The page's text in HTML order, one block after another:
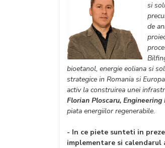
si
de
bioetanol, energie eoliana si
strategice in Romania si
activ la construirea unei
Florian Ploscaru,
piata energiilor regenerabile.
- In ce piete sunteti in
implementare si calendarul